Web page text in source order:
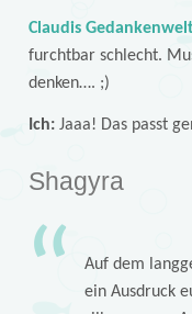
Claudis
furchtbar schlecht.
denken…. ;)
Ich:Jaaa! Das passt
Shagyra
Auf dem
ein Ausdruck